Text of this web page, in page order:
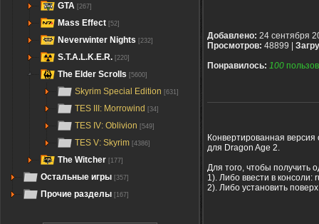
GTA [267]
Mass Effect [52]
Neverwinter Nights [232]
S.T.A.L.K.E.R. [220]
The Elder Scrolls [5600]
Skyrim Special Edition [631]
TES III: Morrowind [34]
TES IV: Oblivion [549]
TES V: Skyrim [4386]
The Witcher [177]
Остальные игры [357]
Прочие разделы [167]
Добавлено: 24 сентября
Просмотров: 48899 |
Понравилось: 100
Конвертированная
для Dragon Age 2.
Для того, чтобы получить
1). Либо ввести в консоли:
2). Либо установить